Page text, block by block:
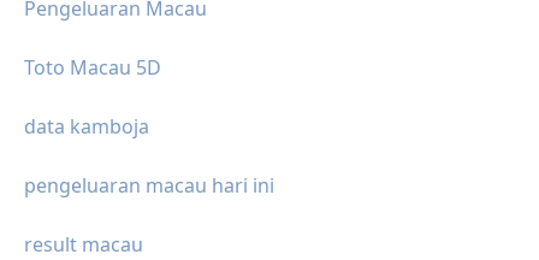
Pengeluaran Macau
Toto Macau 5D
data kamboja
pengeluaran macau hari ini
result macau